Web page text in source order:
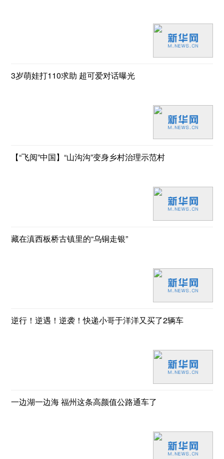
3岁萌娃打110求助 超可爱对话曝光
【“飞阅”中国】“山沟沟”变身乡村治理示范村
藏在滇西板桥古镇里的“乌铜走银”
逆行！逆遇！逆袭！快递小哥于洋洋又买了2辆车
一边湖一边海 福州这条高颜值公路通车了